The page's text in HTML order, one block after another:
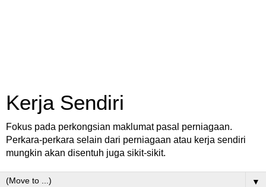
Kerja Sendiri
Fokus pada perkongsian maklumat pasal perniagaan.
Perkara-perkara selain dari perniagaan atau kerja sendiri
mungkin akan disentuh juga sikit-sikit.
▼